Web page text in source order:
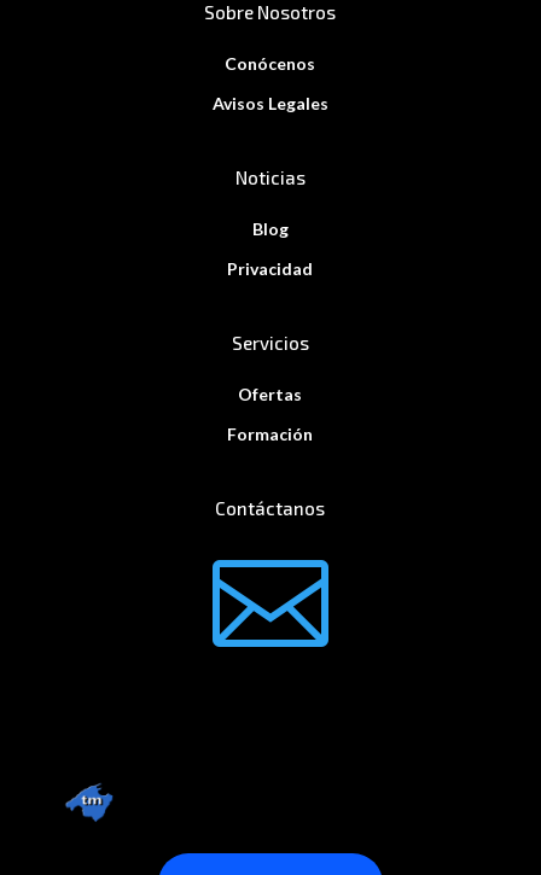
Sobre Nosotros
Conócenos
Avisos Legales
Noticias
Blog
Privacidad
Servicios
Ofertas
Formación
Contáctanos
